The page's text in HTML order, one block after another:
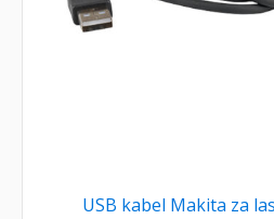
USB kabel Makita za